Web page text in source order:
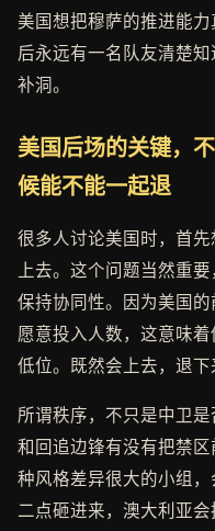
美国想把穆萨的推进能
后永远有一名队友清楚
补洞。
美国后场的关键，
候能不能一起退
很多人讨论美国时，首
上去。这个问题当然重
保持协同性。因为美国
愿意投入人数，这意味
低位。既然会上去，退下
所谓秩序，不只是中卫
和回追边锋有没有把禁
种风格差异很大的小组
二点砸进来，澳大利亚